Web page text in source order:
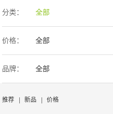
音响产品
专业扩声音箱
声学产品
周边产品
分类： 全部
价格： 全部
3000-9999
5万-15万
品牌： 全部
SONY/索尼
推荐 | 新品 | 价格